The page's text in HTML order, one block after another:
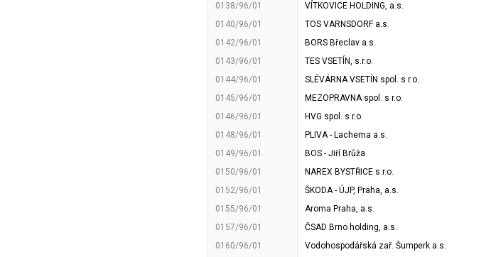
0138/96/01
VÍTKOVICE HOLDING, a.s.
0140/96/01
TOS VARNSDORF a.s.
0142/96/01
BORS Břeclav a.s.
0143/96/01
TES VSETÍN, s.r.o.
0144/96/01
SLÉVÁRNA VSETÍN spol. s r.o.
0145/96/01
MEZOPRAVNA spol. s r.o.
0146/96/01
HVG spol. s r.o.
0148/96/01
PLIVA - Lachema a.s.
0149/96/01
BOS - Jiří Brůža
0150/96/01
NAREX BYSTŘICE s.r.o.
0152/96/01
ŠKODA - ÚJP, Praha, a.s.
0155/96/01
Aroma Praha, a.s.
0157/96/01
ČSAD Brno holding, a.s.
0160/96/01
Vodohospodářská zař. Šumperk a.s.